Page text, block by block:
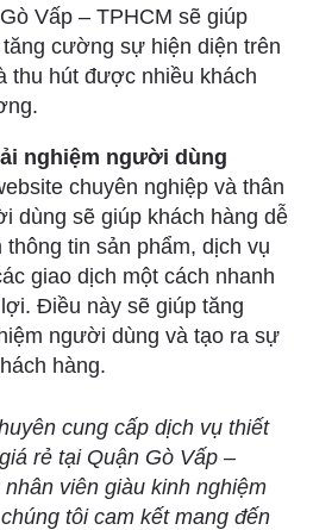
Vấp – TPHCM sẽ giúp
cường sự hiện diện trên
thu hút được nhiều khách
nghiệm người dùng
chuyên nghiệp và thân
dùng sẽ giúp khách hàng dễ
thông tin sản phẩm, dịch vụ
giao dịch một cách nhanh
Điều này sẽ giúp tăng
người dùng và tạo ra sự
hàng.
cung cấp dịch vụ thiết
rẻ tại Quận Gò Vấp –
viên giàu kinh nghiệm
tôi cam kết mang đến